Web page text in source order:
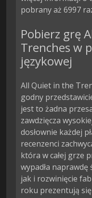
pobrany aż 6997
Pobierz grę
Trenches w
językowej
All Quiet in the
godny
jest to żadna
zawdzięcza
dosłownie każdej
recenzenci
która w całej grze
wypadła
jak i rozwinięcie
roku prezentują